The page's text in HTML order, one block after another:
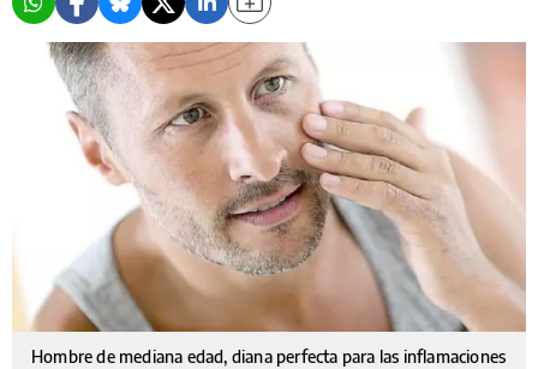
Hombre de mediana edad, diana perfecta para las inflamaciones